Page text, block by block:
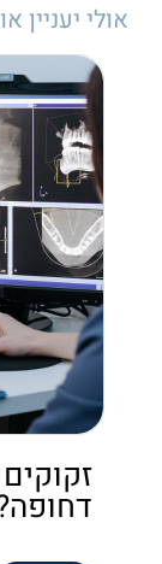
אולי יעניין